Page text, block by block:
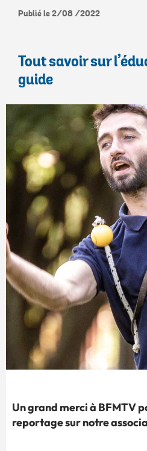
Publié le 2/08 /2022
Tout savoir sur
guide
Un grand merci à BFMTV
reportage sur notre